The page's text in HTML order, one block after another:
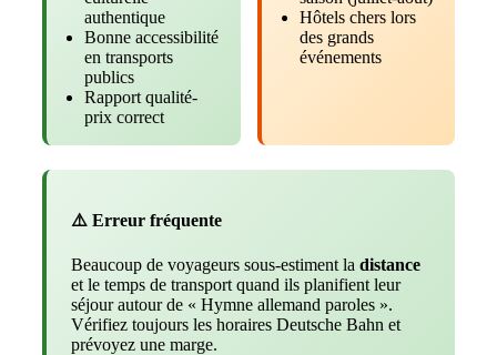
authentique
Bonne accessibilité
en transports
publics
Rapport qualité-
prix correct
Hôtels chers lors
des grands
événements
⚠️ Erreur fréquente
Beaucoup de voyageurs sous-estiment la distance
et le temps de transport quand ils planifient leur
séjour autour de « Hymne allemand paroles ».
Vérifiez toujours les horaires Deutsche Bahn et
prévoyez une marge.